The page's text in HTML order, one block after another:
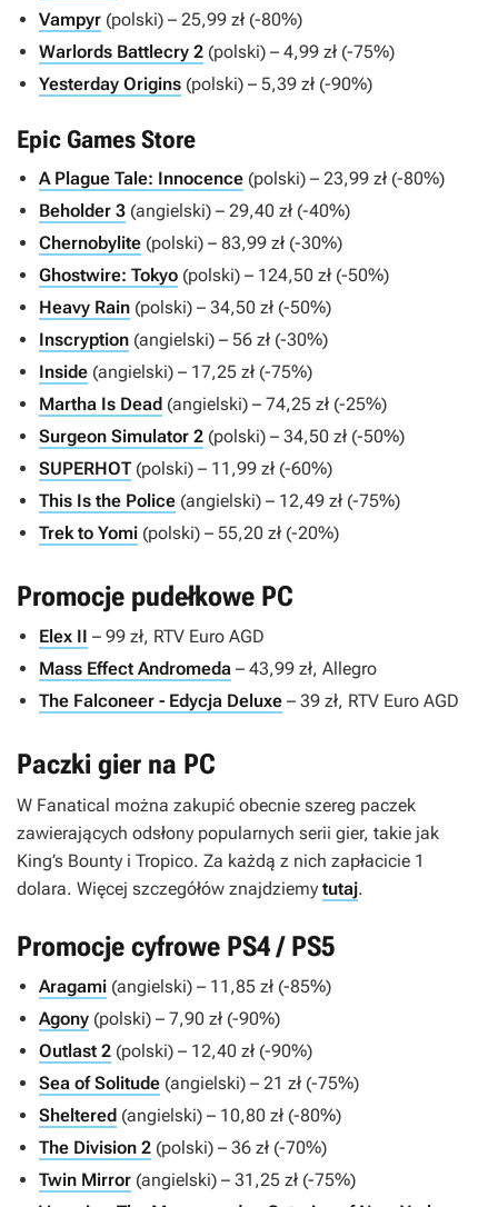
Vampyr (polski) – 25,99 zł (-80%)
Warlords Battlecry 2 (polski) – 4,99 zł (-75%)
Yesterday Origins (polski) – 5,39 zł (-90%)
Epic Games Store
A Plague Tale: Innocence (polski) – 23,99 zł (-80%)
Beholder 3 (angielski) – 29,40 zł (-40%)
Chernobylite (polski) – 83,99 zł (-30%)
Ghostwire: Tokyo (polski) – 124,50 zł (-50%)
Heavy Rain (polski) – 34,50 zł (-50%)
Inscryption (angielski) – 56 zł (-30%)
Inside (angielski) – 17,25 zł (-75%)
Martha Is Dead (angielski) – 74,25 zł (-25%)
Surgeon Simulator 2 (polski) – 34,50 zł (-50%)
SUPERHOT(polski) – 11,99 zł (-60%)
This Is the Police (angielski) – 12,49 zł (-75%)
Trek to Yomi (polski) – 55,20 zł (-20%)
Promocje pudełkowe PC
Elex II – 99 zł, RTV Euro AGD
Mass Effect Andromeda – 43,99 zł, Allegro
The Falconeer - Edycja Deluxe – 39 zł, RTV Euro AGD
Paczki gier na PC
W Fanatical można zakupić obecnie szereg paczek
zawierających odsłony popularnych serii gier, takie jak
King’s Bounty i Tropico. Za każdą z nich zapłacicie 1
dolara. Więcej szczegółów znajdziemy tutaj.
Promocje cyfrowe PS4 / PS5
Aragami (angielski) – 11,85 zł (-85%)
Agony (polski) – 7,90 zł (-90%)
Outlast 2 (polski) – 12,40 zł (-90%)
Sea of Solitude (angielski) – 21 zł (-75%)
Sheltered (angielski) – 10,80 zł (-80%)
The Division 2 (polski) – 36 zł (-70%)
Twin Mirror (angielski) – 31,25 zł (-75%)